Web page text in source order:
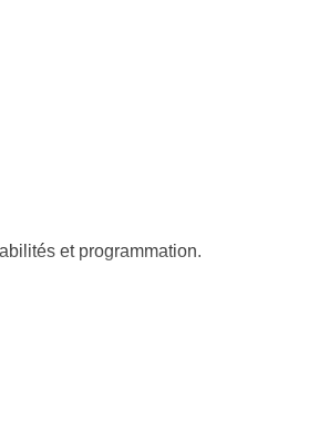
et programmation.